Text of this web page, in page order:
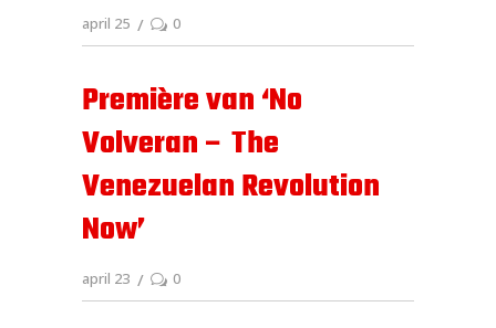
april 25 0
Première van ‘No
Volveran – The
Venezuelan Revolution
Now’
april 23 0